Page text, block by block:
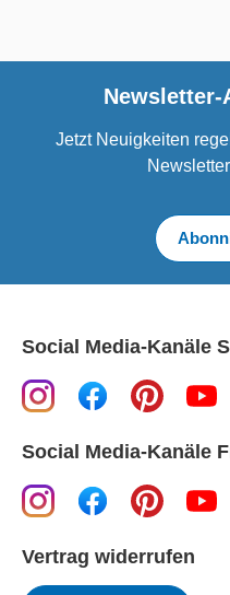
Newsletter-
Jetzt Neuigkeiten
Social Media-Kanäle
Social Media-Kanäle
Vertrag widerrufen